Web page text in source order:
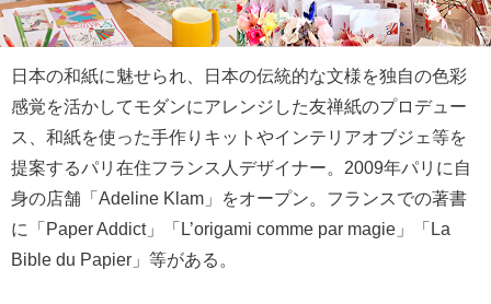
日本の和紙に魅せられ、日本の伝統的な文様を独自の色彩
感覚を活かしてモダンにアレンジした友禅紙のプロデュー
ス、和紙を使った手作りキットやインテリアオブジェ等を
提案するパリ在住フランス人デザイナー。2009年パリに自
身の店舗「Adeline Klam」をオープン。フランスでの著書
に「Paper Addict」「L’origami comme par magie」「La
Bible du Papier」等がある。